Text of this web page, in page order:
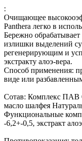
:
Очищающее
Panthera легко в
Бережно
излишки выделений
регенерирующим и
экстракту алоэ-вера.
Способ применения:
виде или
Сотав: Комплекс ПАВ
масло шалфея
Функциональные
-6,2+-0,5, экстракт